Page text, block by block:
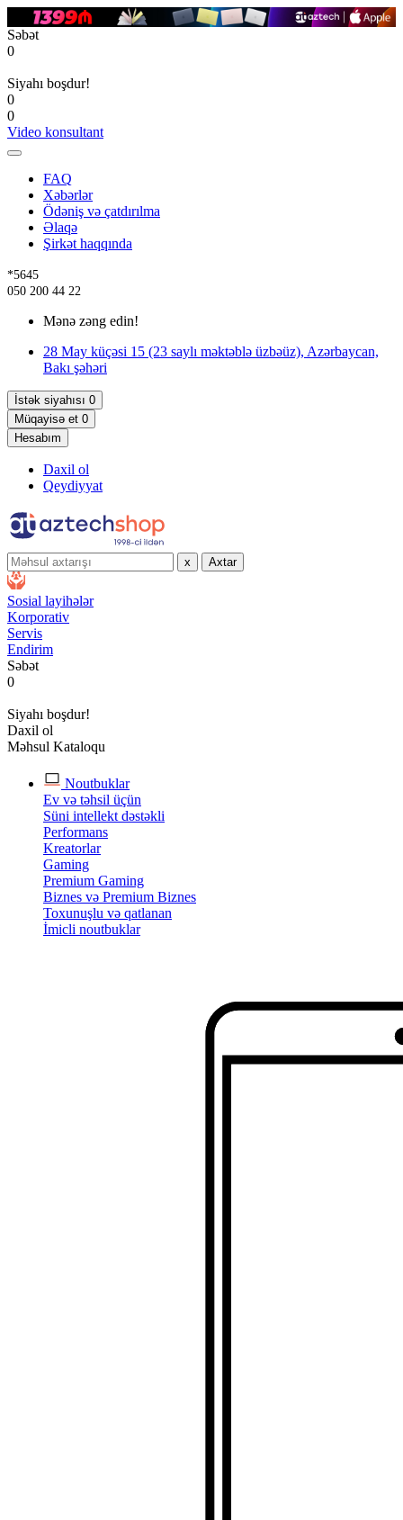
Səbət
0
Siyahı boşdur!
0
0
Video konsultant
FAQ
Xəbərlər
Ödəniş və çatdırılma
Əlaqə
Şirkət haqqında
*5645
050 200 44 22
Mənə zəng edin!
28 May küçəsi 15 (23 saylı məktəblə üzbəüz), Azərbaycan,
Bakı şəhəri
İstək siyahısı 0
Müqayisə et 0
Hesabım
Daxil ol
Qeydiyyat
x Axtar
Sosial layihələr
Korporativ
Servis
Endirim
Səbət
0
Siyahı boşdur!
Daxil ol
Məhsul Kataloqu
Noutbuklar
Ev və təhsil üçün
Süni intellekt dəstəkli
Performans
Kreatorlar
Gaming
Premium Gaming
Biznes və Premium Biznes
Toxunuşlu və qatlanan
İmicli noutbuklar